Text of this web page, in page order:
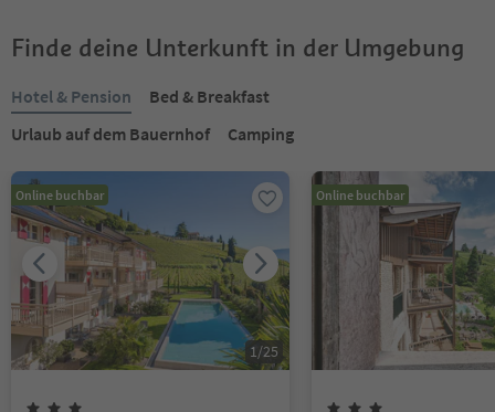
Finde deine Unterkunft in der Umgebung
Hotel & Pension
Bed & Breakfast
Urlaub auf dem Bauernhof
Camping
Online buchbar
1/25
Online buchbar